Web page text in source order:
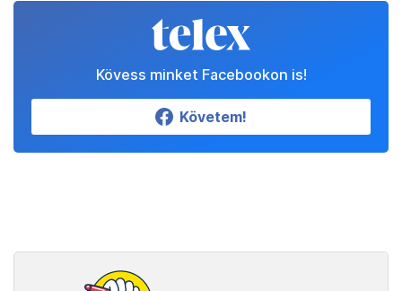
Kövess minket Facebookon is!
Követem!